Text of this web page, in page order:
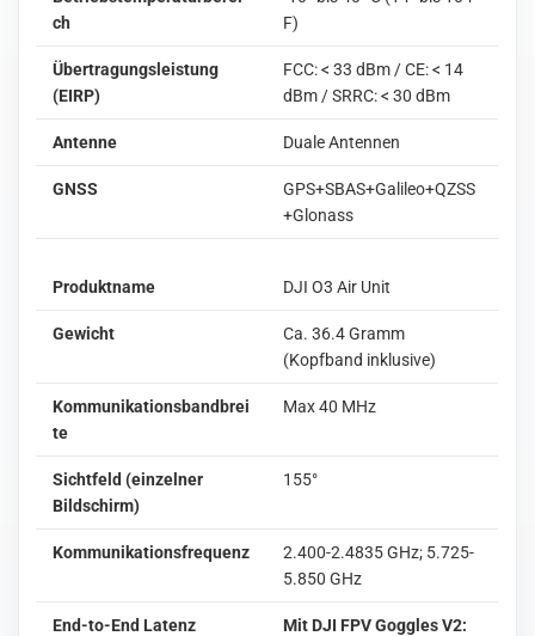
ch
F)
Übertragungsleistung
(EIRP)
FCC: < 33 dBm / CE: < 14
dBm / SRRC: < 30 dBm
Antenne Duale Antennen
GNSS
GPS+SBAS+Galileo+QZSS
+Glonass
Produktname DJI O3 Air Unit
Gewicht
Ca. 36.4 Gramm
(Kopfband inklusive)
Kommunikationsbandbrei
te
Max 40 MHz
Sichtfeld (einzelner
Bildschirm)
155°
Kommunikationsfrequenz
2.400-2.4835 GHz; 5.725-
5.850 GHz
End-to-End Latenz
Mit DJI FPV Goggles V2: